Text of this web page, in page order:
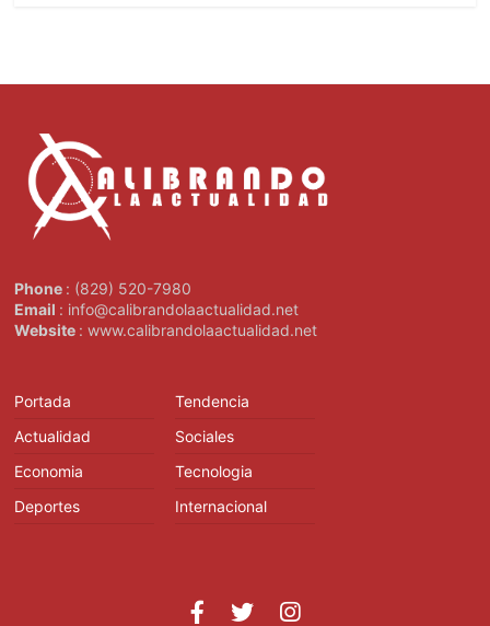
Phone : (829) 520-7980
Email : info@calibrandolaactualidad.net
Website : www.calibrandolaactualidad.net
Portada
Actualidad
Economia
Deportes
Tendencia
Sociales
Tecnologia
Internacional